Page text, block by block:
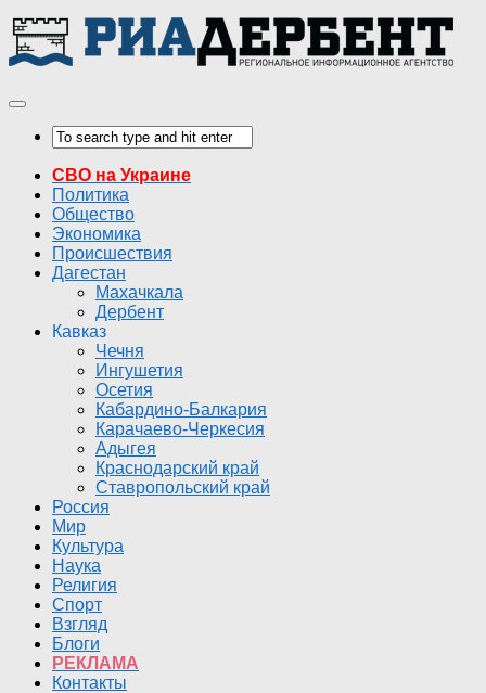
СВО на Украине
Политика
Общество
Экономика
Происшествия
Дагестан
Махачкала
Дербент
Кавказ
Чечня
Ингушетия
Осетия
Кабардино-Балкария
Карачаево-Черкесия
Адыгея
Краснодарский край
Ставропольский край
Россия
Мир
Культура
Наука
Религия
Спорт
Взгляд
Блоги
РЕКЛАМА
Контакты